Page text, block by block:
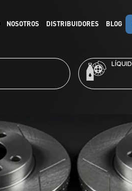
NOSOTROS DISTRIBUIDORES BLOG